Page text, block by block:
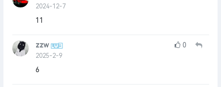
2024-12-7
11
zzw
2025-2-9
0
6